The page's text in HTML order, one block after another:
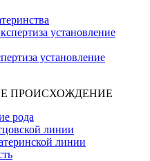
установление
установление
ПРОИСХОЖДЕНИЕ
рода
линии
линии